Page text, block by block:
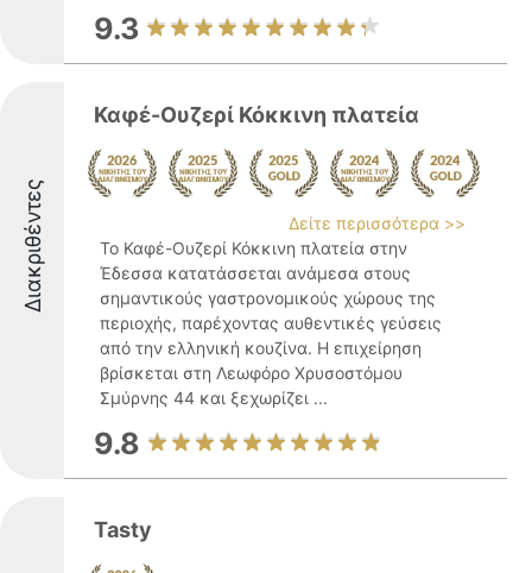
9.3
Διακριθέντες
Καφέ-Ουζερί Κόκκινη πλατεία
Δείτε περισσότερα >>
Το Καφέ-Ουζερί Κόκκινη πλατεία στην
Έδεσσα κατατάσσεται ανάμεσα στους
σημαντικούς γαστρονομικούς χώρους της
περιοχής, παρέχοντας αυθεντικές γεύσεις
από την ελληνική κουζίνα. Η επιχείρηση
βρίσκεται στη Λεωφόρο Χρυσοστόμου
Σμύρνης 44 και ξεχωρίζει ...
9.8
Tasty